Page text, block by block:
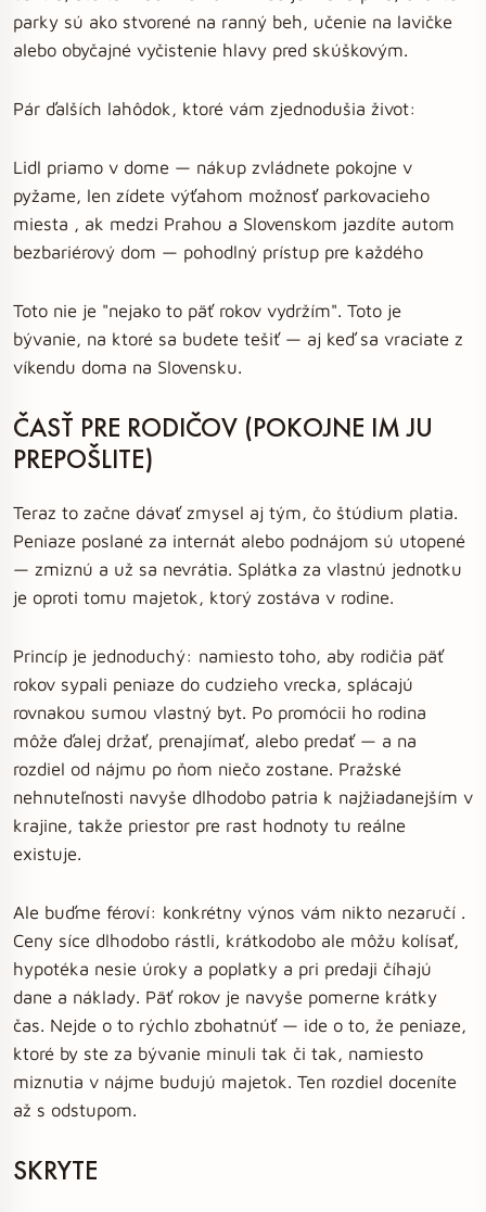
parky sú ako stvorené na ranný beh, učenie na lavičke
alebo obyčajné vyčistenie hlavy pred skúškovým.
Pár ďalších lahôdok, ktoré vám zjednodušia život:
Lidl priamo v dome — nákup zvládnete pokojne v
pyžame, len zídete výťahom možnosť parkovacieho
miesta , ak medzi Prahou a Slovenskom jazdíte autom
bezbariérový dom — pohodlný prístup pre každého
Toto nie je "nejako to päť rokov vydržím". Toto je
bývanie, na ktoré sa budete tešiť — aj keď sa vraciate z
víkendu doma na Slovensku.
ČASŤ PRE RODIČOV (POKOJNE IM JU
PREPOŠLITE)
Teraz to začne dávať zmysel aj tým, čo štúdium platia.
Peniaze poslané za internát alebo podnájom sú utopené
— zmiznú a už sa nevrátia. Splátka za vlastnú jednotku
je oproti tomu majetok, ktorý zostáva v rodine.
Princíp je jednoduchý: namiesto toho, aby rodičia päť
rokov sypali peniaze do cudzieho vrecka, splácajú
rovnakou sumou vlastný byt. Po promócii ho rodina
môže ďalej držať, prenajímať, alebo predať — a na
rozdiel od nájmu po ňom niečo zostane. Pražské
nehnuteľnosti navyše dlhodobo patria k najžiadanejším v
krajine, takže priestor pre rast hodnoty tu reálne
existuje.
Ale buďme féroví: konkrétny výnos vám nikto nezaručí .
Ceny síce dlhodobo rástli, krátkodobo ale môžu kolísať,
hypotéka nesie úroky a poplatky a pri predaji číhajú
dane a náklady. Päť rokov je navyše pomerne krátky
čas. Nejde o to rýchlo zbohatnúť — ide o to, že peniaze,
ktoré by ste za bývanie minuli tak či tak, namiesto
miznutia v nájme budujú majetok. Ten rozdiel doceníte
až s odstupom.
SKRYTE